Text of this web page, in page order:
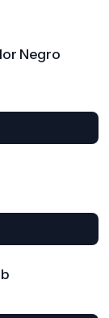
Negro